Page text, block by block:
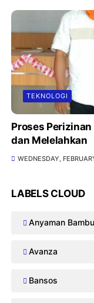
TEKNOLOGI
Proses
dan Melelahkan
WEDNESDAY,
LABELS CLOUD
Anyaman Bambu
Avanza
Bansos